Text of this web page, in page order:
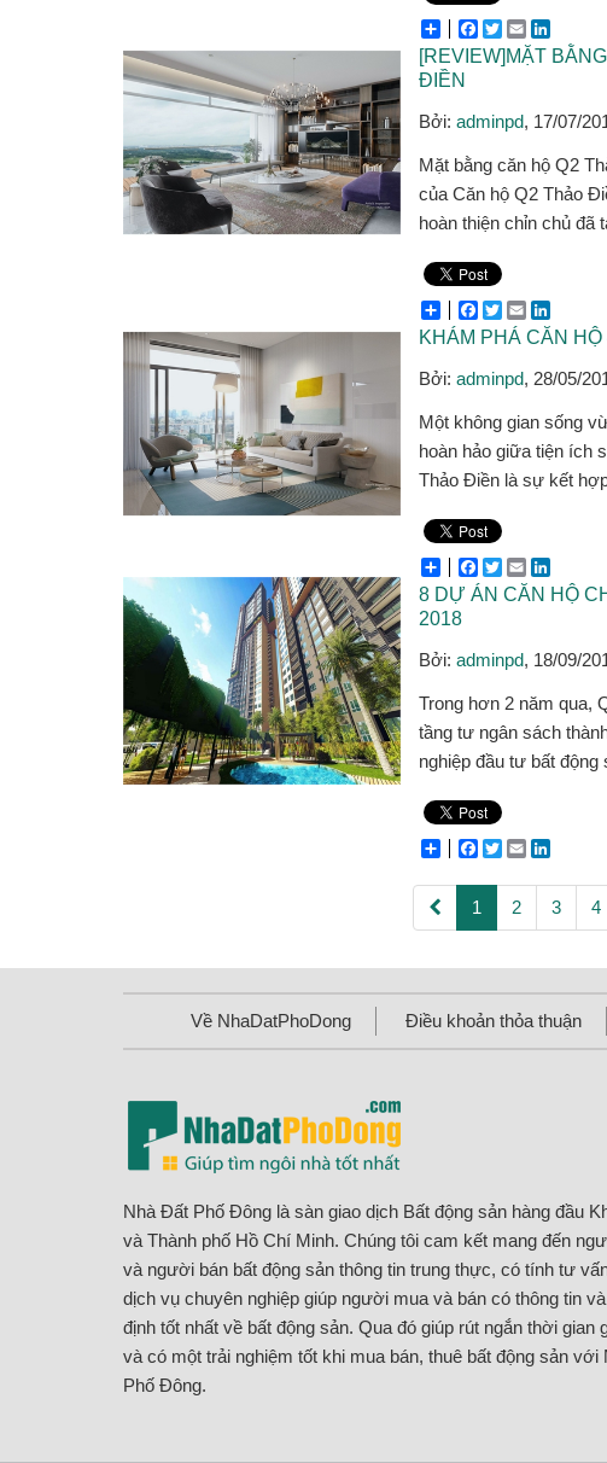
ShareFacebook
Twitter
EmailLinkedIn
[REVIEW]MẶT
ĐIỀN
Bởi: adminpd, 17/07/
Mặt bằng căn hộ Q2
của Căn hộ Q2 Thảo
hoàn thiện chỉn chủ đã
ShareFacebook
Twitter
EmailLinkedIn
KHÁM PHÁ CĂN
Bởi: adminpd, 28/05/
Một không gian sống
hoàn hảo giữa tiện ích
Thảo Điền là sự kết
ShareFacebook
Twitter
EmailLinkedIn
8 DỰ ÁN CĂN HỘ
2018
Bởi: adminpd, 18/09/
Trong hơn 2 năm qua,
tầng tư ngân sách
nghiệp đầu tư bất động
ShareFacebook
Twitter
EmailLinkedIn
1 2 3 4
Về NhaDatPhoDong Điều khoản thỏa thuận
Nhà Đất Phố Đông là sàn giao dịch Bất động sản hàng đầu
và Thành phố Hồ Chí Minh. Chúng tôi cam kết mang đến
và người bán bất động sản thông tin trung thực, có tính tư
dịch vụ chuyên nghiệp giúp người mua và bán có thông tin
định tốt nhất về bất động sản. Qua đó giúp rút ngắn thời gian
và có một trải nghiệm tốt khi mua bán, thuê bất động sản với
Phố Đông.